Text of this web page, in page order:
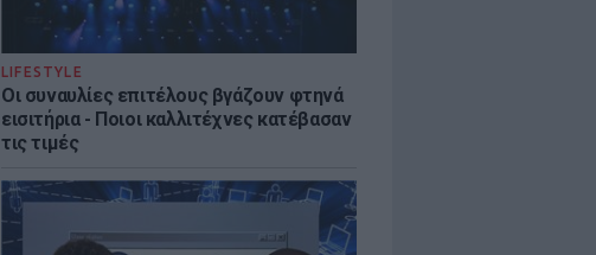
LIFESTYLE
Οι συναυλίες επιτέλους βγάζουν φτηνά
εισιτήρια - Ποιοι καλλιτέχνες κατέβασαν
τις τιμές